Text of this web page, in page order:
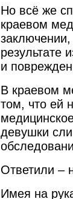
Но всё же
краевом
результате
и
В краевом
том, что ей
девушки
Ответили –
Имея на